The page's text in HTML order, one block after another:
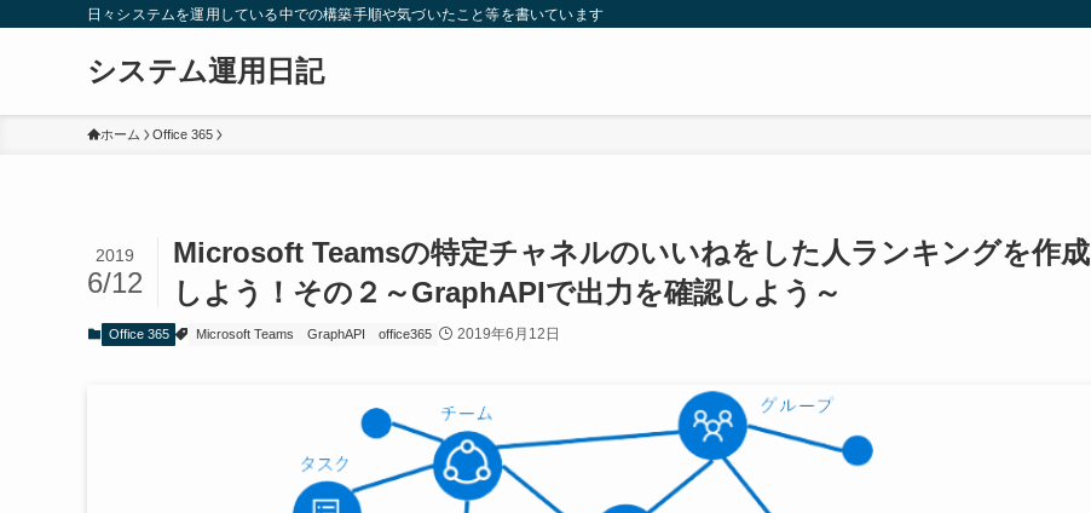
日々システムを運用している中での構築手順や気づいたこと等を書いています
システム運用日記
ホーム Office 365
Microsoft Teamsの特定チャネルのいいねをした人ランキングを作成
しよう！その２～GraphAPIで出力を確認しよう～
2019
6/12
Office 365 Microsoft Teams GraphAPI office365 2019年6月12日